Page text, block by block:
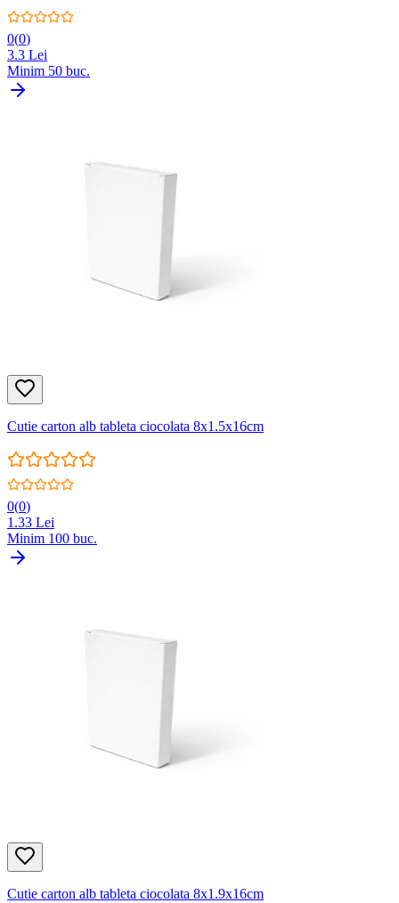
0(0)
3.3 Lei
Minim 50 buc.
Cutie carton alb tableta ciocolata 8x1.5x16cm
0(0)
1.33 Lei
Minim 100 buc.
Cutie carton alb tableta ciocolata 8x1.9x16cm